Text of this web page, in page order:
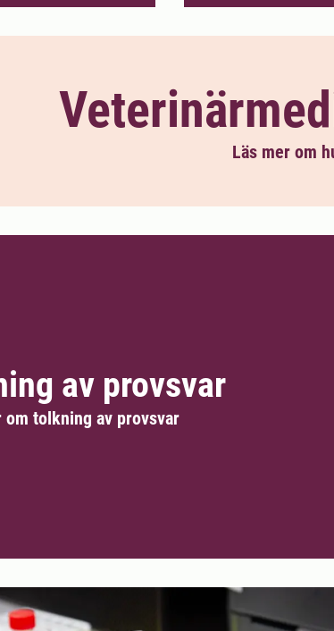
Läs mer om
av provsvar
om tolkning av provsvar